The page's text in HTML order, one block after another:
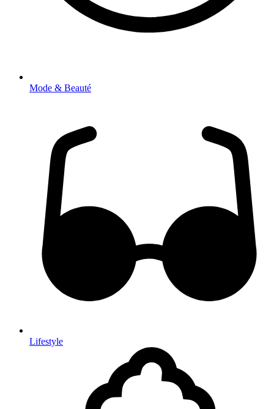
Mode & Beauté
Lifestyle